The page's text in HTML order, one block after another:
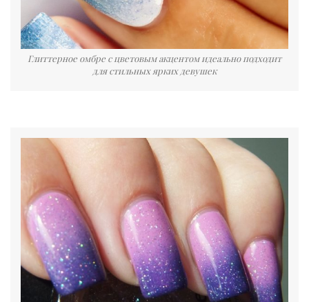
Глиттерное омбре с цветовым акцентом идеально подходит
для стильных ярких девушек